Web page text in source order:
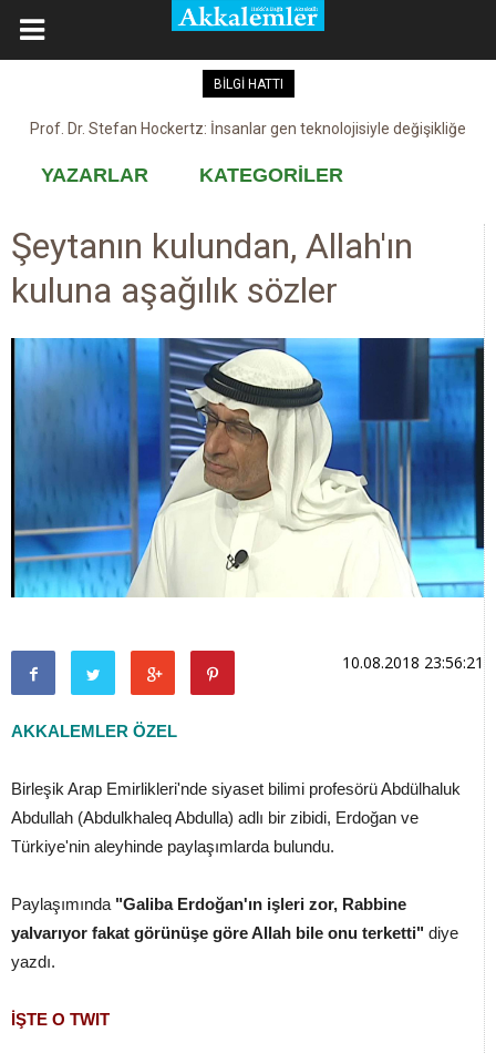
BİLGİ HATTI
Prof. Dr. Stefan Hockertz: İnsanlar gen teknolojisiyle değişikliğe
Kovid-19 aşısı, devşirme ve kobay!
YAZARLAR KATEGORİLER
Şeytanın kulundan, Allah'ın
kuluna aşağılık sözler
10.08.2018 23:56:21
AKKALEMLER ÖZEL
Birleşik Arap Emirlikleri'nde siyaset bilimi profesörü Abdülhaluk
Abdullah (Abdulkhaleq Abdulla) adlı bir zibidi, Erdoğan ve
Türkiye'nin aleyhinde paylaşımlarda bulundu.
Paylaşımında "Galiba Erdoğan'ın işleri zor, Rabbine
yalvarıyor fakat görünüşe göre Allah bile onu terketti" diye
yazdı.
İŞTE O TWIT